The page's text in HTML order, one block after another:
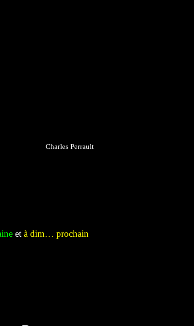
Charles Perrault
et à dim… prochain